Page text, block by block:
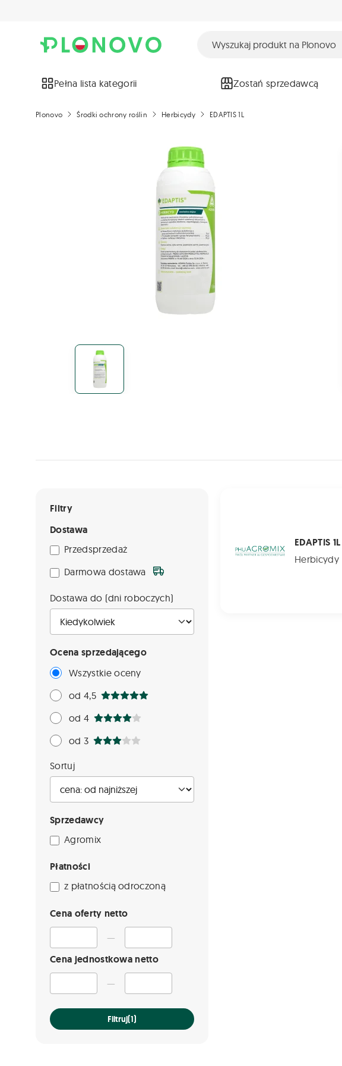
Pełna lista kategorii Zostań sprzedawcą
Plonovo Środki ochrony roślin Herbicydy EDAPTIS 1L
Filtry
Dostawa
Przedsprzedaż
Darmowa dostawa
Dostawa do (dni roboczych)
Ocena sprzedającego
Wszystkie oceny
od 4,5
od 4
od 3
Sortuj
Sprzedawcy
Agromix
Płatności
z płatnością odroczoną
Cena oferty netto
—
Cena jednostkowa netto
—
Filtruj(1)
EDAPTIS 1L
Herbicydy